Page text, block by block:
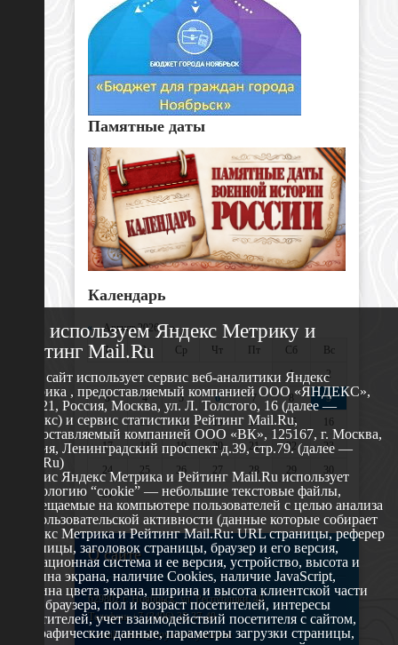
Памятные даты
Календарь
«Август 2026 »
Пн
Вт Ср Чт Пт Сб
Вс
1
2
3
4 5 6 7 8
9
10
11 12 13 14 15
16
17
18 19 20 21 22
23
24
25 26 27 28 29
30
31
О сайте
629802 г. Ноябрьск, ул. Республики, 49
Телефон: +7 (3496) 35-37-49
E-mail: udsm@noyabrsk.yanao.ru
Мы используем Яндекс Метрику и
Рейтинг Mail.Ru
Этот сайт использует сервис веб-аналитики Яндекс
Метрика , предоставляемый компанией ООО «ЯНДЕКС»,
119021, Россия, Москва, ул. Л. Толстого, 16 (далее —
Яндекс) и сервис статистики Рейтинг Mail.Ru,
предоставляемый компанией ООО «ВК», 125167, г. Москва,
Россия, Ленинградский проспект д.39, стр.79. (далее —
Mail.Ru)
Сервис Яндекс Метрика и Рейтинг Mail.Ru использует
технологию “cookie” — небольшие текстовые файлы,
размещаемые на компьютере пользователей с целью анализа
их пользовательской активности (данные которые собирает
Яндекс Метрика и Рейтинг Mail.Ru: URL страницы, реферер
страницы, заголовок страницы, браузер и его версия,
операционная система и ее версия, устройство, высота и
ширина экрана, наличие Cookies, наличие JavaScript,
глубина цвета экрана, ширина и высота клиентской части
окна браузера, пол и возраст посетителей, интересы
посетителей, учет взаимодействий посетителя с сайтом,
географические данные, параметры загрузки страницы,